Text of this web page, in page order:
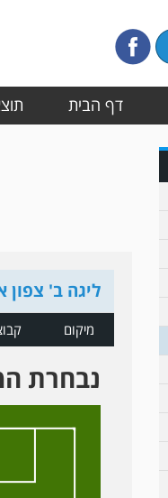
דף הבית
ליגה ב' צפון
מיקום
נבחרת